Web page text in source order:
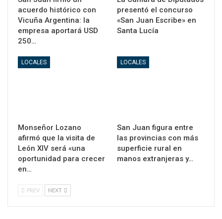
acuerdo histórico con
Vicuña Argentina: la
empresa aportará USD
250…
presentó el concurso
«San Juan Escribe» en
Santa Lucía
LOCALES
Monseñor Lozano
afirmó que la visita de
León XIV será «una
oportunidad para crecer
en…
LOCALES
San Juan figura entre
las provincias con más
superficie rural en
manos extranjeras y…
PREV NEXT